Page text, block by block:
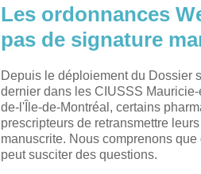
Les ordonnances
pas de signature
Depuis le déploiement du Dossier
dernier dans les CIUSSS
de-l'Île-de-Montréal, certains
prescripteurs de retransmettre
manuscrite. Nous comprenons
peut susciter des questions.